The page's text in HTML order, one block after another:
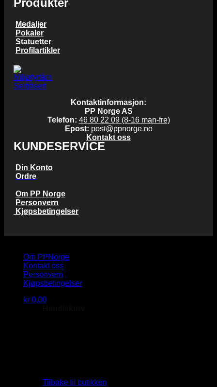
Medaljer
Pokaler
Statuetter
Profilartikler
Kontaktinformasjon:
PP Norge AS
Telefon: 46 80 22 09 (8-16 man-fre)
Epost: post@ppnorge.no
Kontakt oss
KUNDESERVICE
Din Konto
Ordre
Om PP Norge
Personvern
Kjøpsbetingelser
Om PPNorge
Kontakt oss
Personvern
Kjøpsbetingelser
kr 0,00
Tilbake til butikken